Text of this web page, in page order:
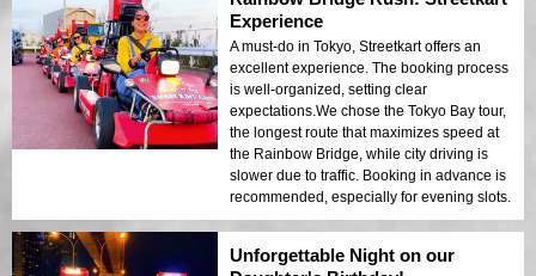
Experience
A must-do in Tokyo, Streetkart offers an
excellent experience. The booking process
is well-organized, setting clear
expectations.We chose the Tokyo Bay tour,
the longest route that maximizes speed at
the Rainbow Bridge, while city driving is
slower due to traffic. Booking in advance is
recommended, especially for evening slots.
Unforgettable Night on our